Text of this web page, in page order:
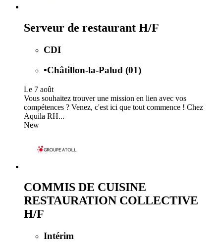
Serveur de restaurant H/F
CDI
•Châtillon-la-Palud (01)
Le 7 août
Vous souhaitez trouver une mission en lien avec vos
compétences ? Venez, c'est ici que tout commence ! Chez
Aquila RH...
New
COMMIS DE CUISINE
RESTAURATION COLLECTIVE
H/F
Intérim